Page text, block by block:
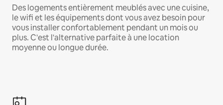
Des logements entièrement meublés avec une cuisine,
le wifi et les équipements dont vous avez besoin pour
vous installer confortablement pendant un mois ou
plus. C'est l'alternative parfaite à une location
moyenne ou longue durée.